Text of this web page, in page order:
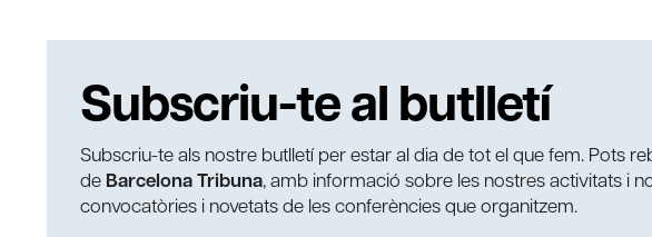
Subscriu-te al butlletí
Subscriu-te als nostre butlletí per estar al dia de tot el que fem. Pots
de Barcelona Tribuna, amb informació sobre les nostres activitats i
convocatòries i novetats de les conferències que organitzem.